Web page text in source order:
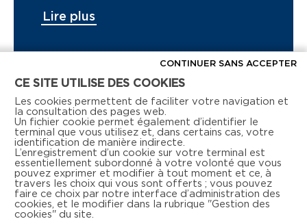
Lire plus
Voir tous les articles de presse
Retrouvez-nous aussi sur les réseaux sociaux
CE SITE UTILISE DES COOKIES
Les cookies permettent de faciliter votre navigation et
la consultation des pages web.
Un fichier cookie permet également d’identifier le
terminal que vous utilisez et, dans certains cas, votre
identification de manière indirecte.
L’enregistrement d’un cookie sur votre terminal est
essentiellement subordonné à votre volonté que vous
pouvez exprimer et modifier à tout moment et ce, à
travers les choix qui vous sont offerts ; vous pouvez
faire ce choix par notre interface d’administration des
cookies, et le modifier dans la rubrique "Gestion des
cookies" du site.
CONTINUER SANS ACCEPTER